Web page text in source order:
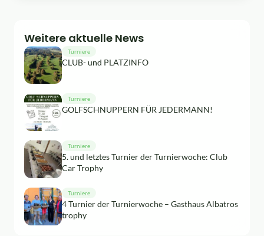
Weitere aktuelle News
Turniere
CLUB- und PLATZINFO
Turniere
GOLFSCHNUPPERN FÜR JEDERMANN!
Turniere
5. und letztes Turnier der Turnierwoche: Club
Car Trophy
Turniere
4 Turnier der Turnierwoche – Gasthaus Albatros
trophy